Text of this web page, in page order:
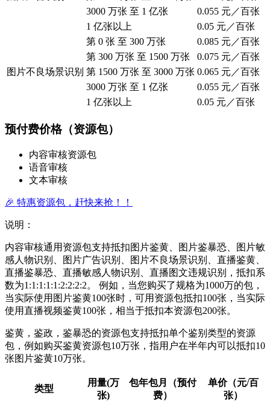
3000 万张 至 1 亿张
0.055 元／百张
1 亿张以上
0.05 元／百张
图片不良场景识别
第 0 张 至 300 万张
0.085 元／百张
第 300 万张 至 1500 万张
0.075 元／百张
第 1500 万张 至 3000 万张 0.065 元／百张
3000 万张 至 1 亿张
0.055 元／百张
1 亿张以上
0.05 元／百张
预付费价格（资源包）
内容审核资源包
语音审核
文本审核
🎉 特惠资源包，赶快来抢！！
说明：
内容审核通用资源包支持抵扣图片鉴黄、图片鉴暴恐、图片敏
感人物识别、图片广告识别、图片不良场景识别、直播鉴黄、
直播鉴暴恐、直播敏感人物识别、直播图文违规识别，抵扣系
数为1:1:1:1:1:2:2:2:2。 例如，当您购买了规格为1000万的包，
当实际使用图片鉴黄100张时，可用资源包抵扣100张，当实际
使用直播视频鉴黄100张，相当于抵扣本资源包200张。
鉴黄，鉴政，鉴暴恐的资源包支持抵扣单个鉴别类型的资源
包，例如购买鉴黄资源包10万张，指用户在半年内可以抵扣10
张图片鉴黄10万张。
类型
用量(万
张)
包年包月（预付
费）
单价（元/百
张）